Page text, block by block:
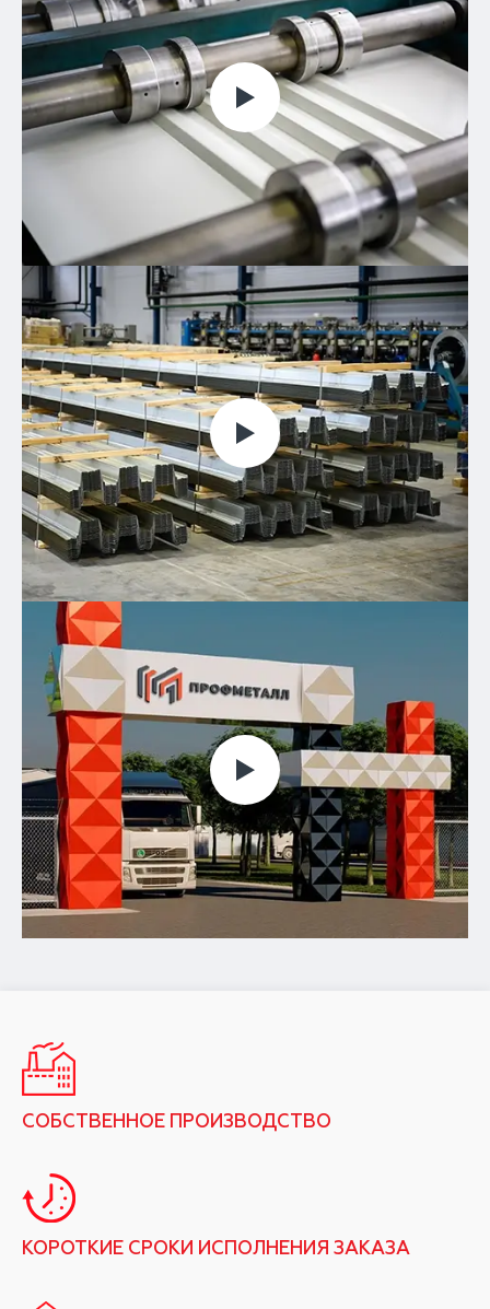
СОБСТВЕННОЕ ПРОИЗВОДСТВО
КОРОТКИЕ СРОКИ ИСПОЛНЕНИЯ ЗАКАЗА